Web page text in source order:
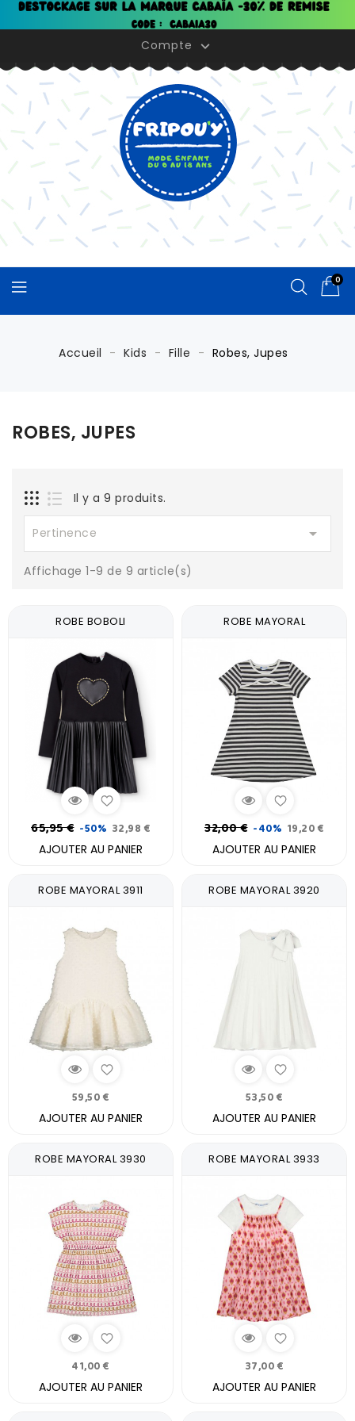
Compte 
0
Accueil Kids Fille Robes, Jupes
ROBES, JUPES
Il y a 9 produits.
Pertinence 
Affichage 1-9 de 9 article(s)
ROBE BOBOLI
65,95 € -50% 32,98 €
AJOUTER AU PANIER
ROBE MAYORAL
32,00 € -40% 19,20 €
AJOUTER AU PANIER
ROBE MAYORAL 3911
59,50 €
AJOUTER AU PANIER
ROBE MAYORAL 3920
53,50 €
AJOUTER AU PANIER
ROBE MAYORAL 3930
41,00 €
AJOUTER AU PANIER
ROBE MAYORAL 3933
37,00 €
AJOUTER AU PANIER
Panneau de gestion des cookies